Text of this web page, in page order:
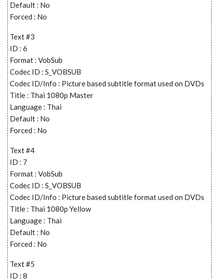
Default : No
Forced : No
Text #3
ID : 6
Format : VobSub
Codec ID : S_VOBSUB
Codec ID/Info : Picture based subtitle format used on DVDs
Title : Thai 1080p Master
Language : Thai
Default : No
Forced : No
Text #4
ID : 7
Format : VobSub
Codec ID : S_VOBSUB
Codec ID/Info : Picture based subtitle format used on DVDs
Title : Thai 1080p Yellow
Language : Thai
Default : No
Forced : No
Text #5
ID : 8